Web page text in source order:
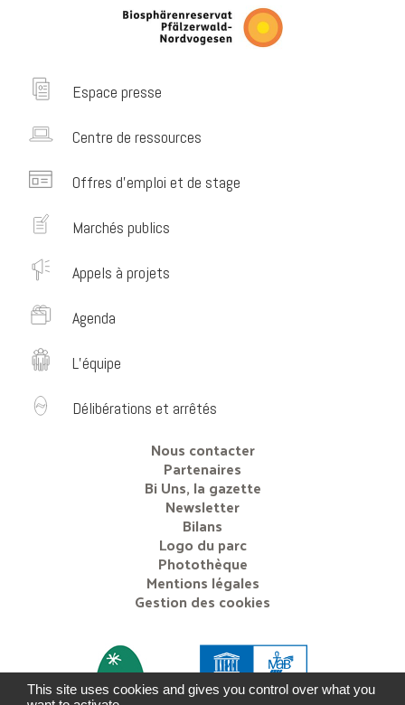
Espace presse
Centre de ressources
Offres d’emploi et de stage
Marchés publics
Appels à projets
Agenda
L’équipe
Délibérations et arrêtés
Nous contacter
Partenaires
Bi Uns, la gazette
Newsletter
Bilans
Logo du parc
Photothèque
Mentions légales
Gestion des cookies
This site uses cookies and gives you control over what you